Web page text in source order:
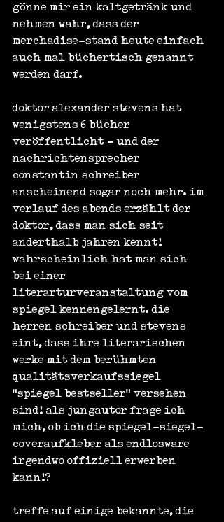
gönne mir ein kaltgetränk und
nehmen wahr, dass der
merchadise-stand heute einfach
auch mal büchertisch genannt
werden darf.
doktor alexander stevens hat
wenigstens 6 bücher
veröffentlicht - und der
nachrichtensprecher
constantin schreiber
anscheinend sogar noch mehr. im
verlauf des abends erzählt der
doktor, dass man sich seit
anderthalb jahren kennt!
wahrscheinlich hat man sich
bei einer
literarturveranstaltung vom
spiegel kennengelernt. die
herren schreiber und stevens
eint, dass ihre literarischen
werke mit dem berühmten
qualitätsverkaufssiegel
"spiegel bestseller" versehen
sind! als jungautor frage ich
mich, ob ich die spiegel-siegel-
coveraufkleber als endlosware
irgendwo offiziell erwerben
kann!?
treffe auf einige bekannte, die